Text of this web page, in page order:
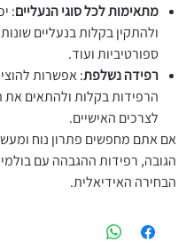
מתאימות לכל סוגי הנעליים:
ולהתקין בקלות בנעליים
ספורטיביות ועוד.
רפידה נשלפת: אפשרות
הרפידות בקלות ולהתאים את
לצרכים האישיים.
אם אתם מחפשים פתרון נוח
הגובה, רפידות ההגבהה עם בולמי
הבחירה האידיאלית.